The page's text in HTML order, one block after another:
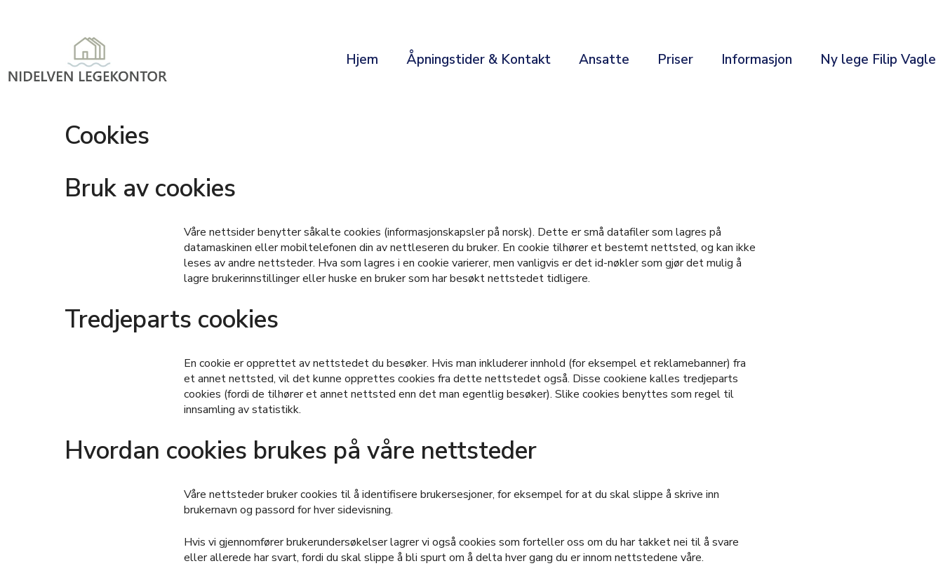
Hjem Åpningstider & Kontakt Ansatte Priser Informasjon Ny lege Filip Vagle
Cookies
Bruk av cookies
Våre nettsider benytter såkalte cookies (informasjonskapsler på norsk). Dette er små datafiler som lagres på
datamaskinen eller mobiltelefonen din av nettleseren du bruker. En cookie tilhører et bestemt nettsted, og kan ikke
leses av andre nettsteder. Hva som lagres i en cookie varierer, men vanligvis er det id-nøkler som gjør det mulig å
lagre brukerinnstillinger eller huske en bruker som har besøkt nettstedet tidligere.
Tredjeparts cookies
En cookie er opprettet av nettstedet du besøker. Hvis man inkluderer innhold (for eksempel et reklamebanner) fra
et annet nettsted, vil det kunne opprettes cookies fra dette nettstedet også. Disse cookiene kalles tredjeparts
cookies (fordi de tilhører et annet nettsted enn det man egentlig besøker). Slike cookies benyttes som regel til
innsamling av statistikk.
Hvordan cookies brukes på våre nettsteder
Våre nettsteder bruker cookies til å identifisere brukersesjoner, for eksempel for at du skal slippe å skrive inn
brukernavn og passord for hver sidevisning.
Hvis vi gjennomfører brukerundersøkelser lagrer vi også cookies som forteller oss om du har takket nei til å svare
eller allerede har svart, fordi du skal slippe å bli spurt om å delta hver gang du er innom nettstedene våre.